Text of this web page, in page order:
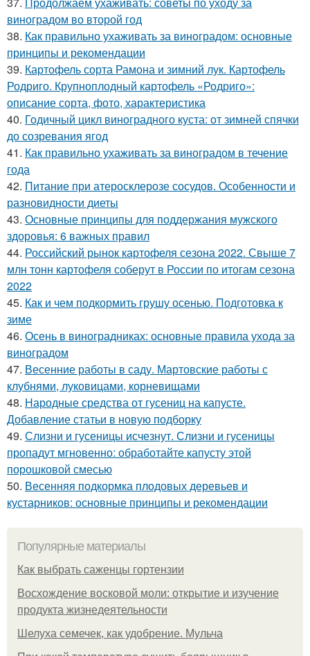
виноградом во второй год
38. Как правильно ухаживать за виноградом: основные
принципы и рекомендации
39. Картофель сорта Рамона и зимний лук. Картофель
Родриго. Крупноплодный картофель «Родриго»:
описание сорта, фото, характеристика
40. Годичный цикл виноградного куста: от зимней спячки
до созревания ягод
41. Как правильно ухаживать за виноградом в течение
года
42. Питание при атеросклерозе сосудов. Особенности и
разновидности диеты
43. Основные принципы для поддержания мужского
здоровья: 6 важных правил
44. Российский рынок картофеля сезона 2022. Свыше 7
млн тонн картофеля соберут в России по итогам сезона
2022
45. Как и чем подкормить грушу осенью. Подготовка к
зиме
46. Осень в виноградниках: основные правила ухода за
виноградом
47. Весенние работы в саду. Мартовские работы с
клубнями, луковицами, корневищами
48. Народные средства от гусениц на капусте.
Добавление статьи в новую подборку
49. Слизни и гусеницы исчезнут. Слизни и гусеницы
пропадут мгновенно: обработайте капусту этой
порошковой смесью
50. Весенняя подкормка плодовых деревьев и
кустарников: основные принципы и рекомендации
Популярные материалы
Как выбрать саженцы гортензии
Восхождение восковой моли: открытие и изучение
продукта жизнедеятельности
Шелуха семечек, как удобрение. Мульча